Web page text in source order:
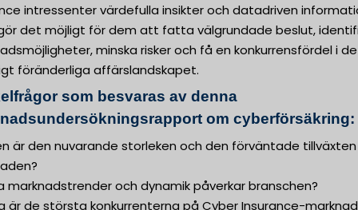
intressenter värdefulla insikter och datadriven
det möjligt för dem att fatta välgrundade beslut,
minska risker och få en konkurrensfördel i
föränderliga affärslandskapet.
som besvaras av denna
om cyberförsäkring:
är den nuvarande storleken och den förväntade
marknadstrender och dynamik påverkar branschen?
är de största konkurrenterna på Cyber Insurance-